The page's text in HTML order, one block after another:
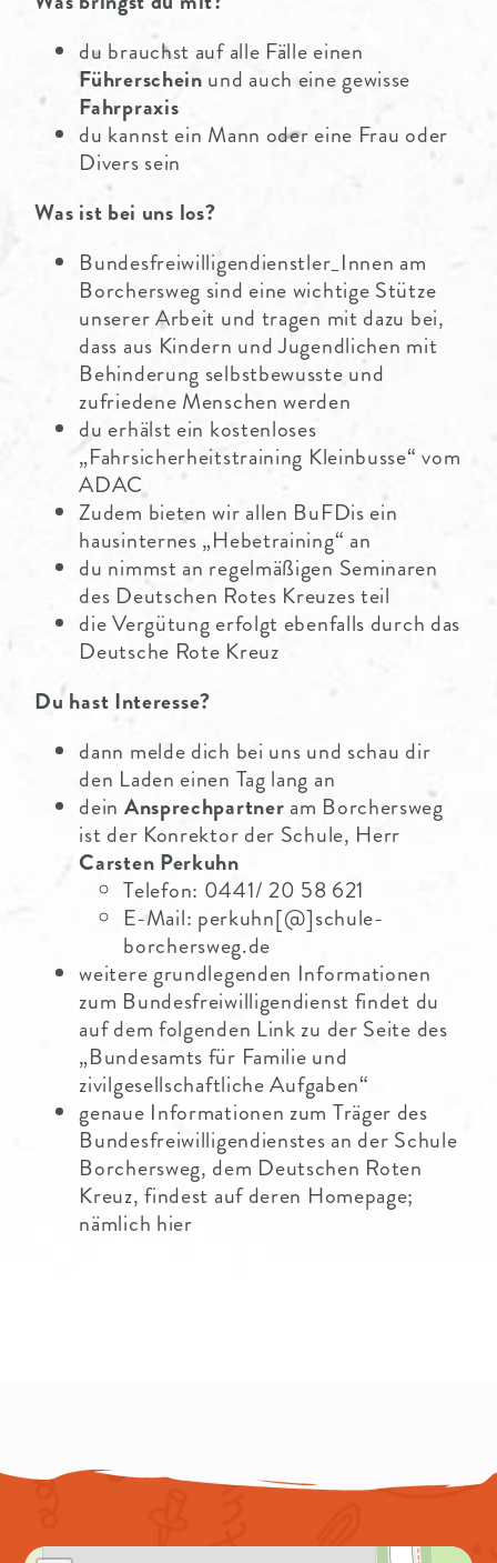
du brauchst auf alle Fälle einen
Führerschein und auch eine gewisse
Fahrpraxis
du kannst ein Mann oder eine Frau oder
Divers sein
Was ist bei uns los?
Bundesfreiwilligendienstler_Innen am
Borchersweg sind eine wichtige Stütze
unserer Arbeit und tragen mit dazu bei,
dass aus Kindern und Jugendlichen mit
Behinderung selbstbewusste und
zufriedene Menschen werden
du erhälst ein kostenloses
„Fahrsicherheitstraining Kleinbusse“ vom
ADAC
Zudem bieten wir allen BuFDis ein
hausinternes „Hebetraining“ an
du nimmst an regelmäßigen Seminaren
des Deutschen Rotes Kreuzes teil
die Vergütung erfolgt ebenfalls durch das
Deutsche Rote Kreuz
Du hast Interesse?
dann melde dich bei uns und schau dir
den Laden einen Tag lang an
dein Ansprechpartner am Borchersweg
ist der Konrektor der Schule, Herr
Carsten Perkuhn
Telefon: 0441/ 20 58 621
E-Mail: perkuhn[@]schule-
borchersweg.de
weitere grundlegenden Informationen
zum Bundesfreiwilligendienst findet du
auf dem folgenden Link zu der Seite des
„Bundesamts für Familie und
zivilgesellschaftliche Aufgaben“
genaue Informationen zum Träger des
Bundesfreiwilligendienstes an der Schule
Borchersweg, dem Deutschen Roten
Kreuz, findest auf deren Homepage;
nämlich hier